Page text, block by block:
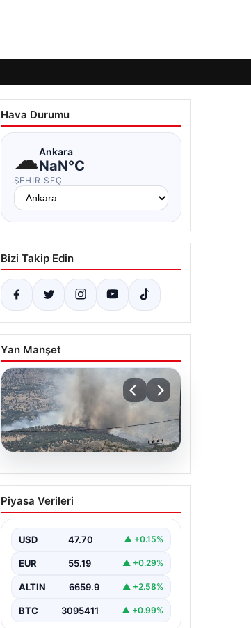
Hava Durumu
☁Ankara
NaN°C
ŞEHIR SEÇ
Bizi Takip Edin
Yan Manşet
Adıyaman’da Orman
Yangınına Anında
Adıyaman’ın Gerger ilçesine bağlı
arasındaki geniş ormanlık alan,
Piyasa Verileri
USD 47.70 ▲ +0.15%
EUR 55.19 ▲ +0.29%
ALTIN 6659.9 ▲ +2.58%
BTC 3095411 ▲ +0.99%